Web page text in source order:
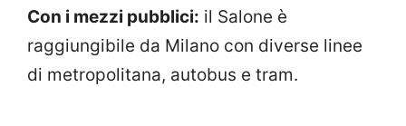
Con i mezzi pubblici: il Salone è
raggiungibile da Milano con diverse linee
di metropolitana, autobus e tram.